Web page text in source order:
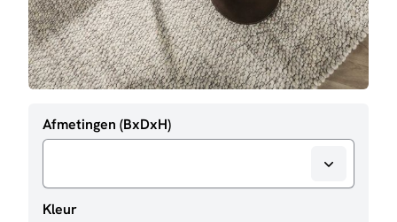
Afmetingen (BxDxH)
Kleur